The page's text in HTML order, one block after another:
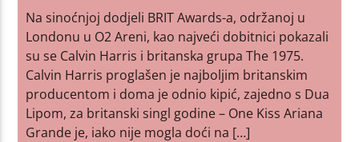
Na sinoćnjoj dodjeli BRIT Awards-a, održanoj u
Londonu u O2 Areni, kao najveći dobitnici pokazali
su se Calvin Harris i britanska grupa The 1975.
Calvin Harris proglašen je najboljim britanskim
producentom i doma je odnio kipić, zajedno s Dua
Lipom, za britanski singl godine – One Kiss Ariana
Grande je, iako nije mogla doći na […]